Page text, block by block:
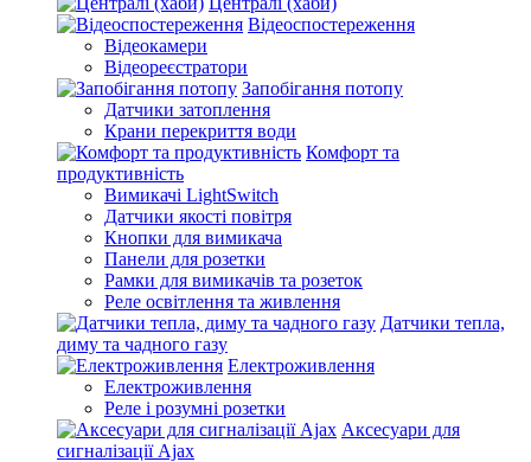
Відеоспостереження
Відеокамери
Відеореєстратори
Запобігання потопу
Датчики затоплення
Крани перекриття води
Комфорт та
продуктивність
Вимикачі LightSwitch
Датчики якості повітря
Кнопки для вимикача
Панели для розетки
Рамки для вимикачів та розеток
Реле освітлення та живлення
Датчики тепла,
диму та чадного газу
Електроживлення
Електроживлення
Реле і розумні розетки
Аксесуари для
сигналізації Ajax